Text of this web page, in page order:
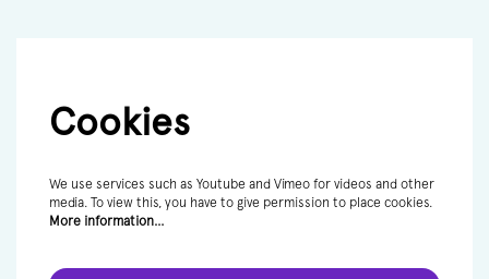
Cookies
We use services such as Youtube and Vimeo for videos and other
media. To view this, you have to give permission to place cookies.
More information…